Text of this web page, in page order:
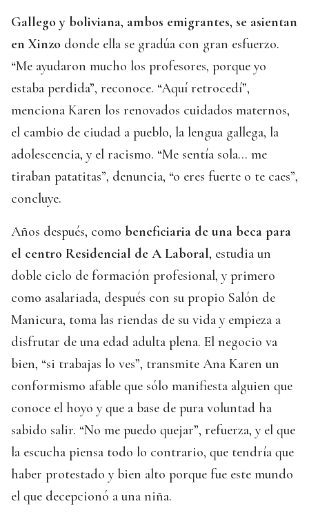
Gallego y boliviana, ambos emigrantes, se asientan
en Xinzo donde ella se gradúa con gran esfuerzo.
“Me ayudaron mucho los profesores, porque yo
estaba perdida”, reconoce. “Aquí retrocedí”,
menciona Karen los renovados cuidados maternos,
el cambio de ciudad a pueblo, la lengua gallega, la
adolescencia, y el racismo. “Me sentía sola… me
tiraban patatitas”, denuncia, “o eres fuerte o te caes”,
concluye.
Años después, como beneficiaria de una beca para
el centro Residencial de A Laboral, estudia un
doble ciclo de formación profesional, y primero
como asalariada, después con su propio Salón de
Manicura, toma las riendas de su vida y empieza a
disfrutar de una edad adulta plena. El negocio va
bien, “si trabajas lo ves”, transmite Ana Karen un
conformismo afable que sólo manifiesta alguien que
conoce el hoyo y que a base de pura voluntad ha
sabido salir. “No me puedo quejar”, refuerza, y el que
la escucha piensa todo lo contrario, que tendría que
haber protestado y bien alto porque fue este mundo
el que decepcionó a una niña.